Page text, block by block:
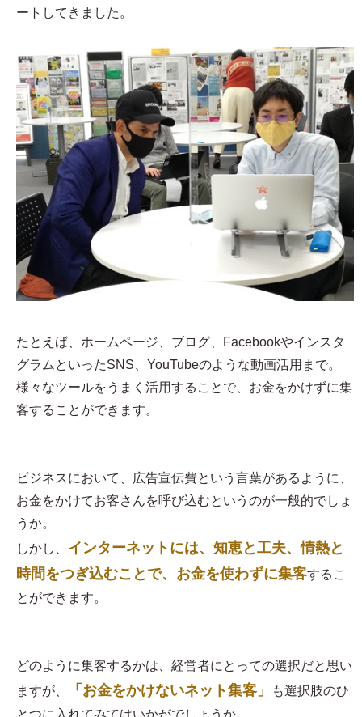
ートしてきました。
たとえば、ホームページ、ブログ、Facebookやインスタ
グラムといったSNS、YouTubeのような動画活用まで。
様々なツールをうまく活用することで、お金をかけずに集
客することができます。
ビジネスにおいて、広告宣伝費という言葉があるように、
お金をかけてお客さんを呼び込むというのが一般的でしょ
うか。
しかし、 インターネットには、知恵と工夫、情熱と
時間をつぎ込むことで、お金を使わずに集客するこ
とができます。
どのように集客するかは、経営者にとっての選択だと思い
ますが、
「お金をかけないネット集客」
も選択肢のひ
とつに入れてみてはいかがでしょうか。